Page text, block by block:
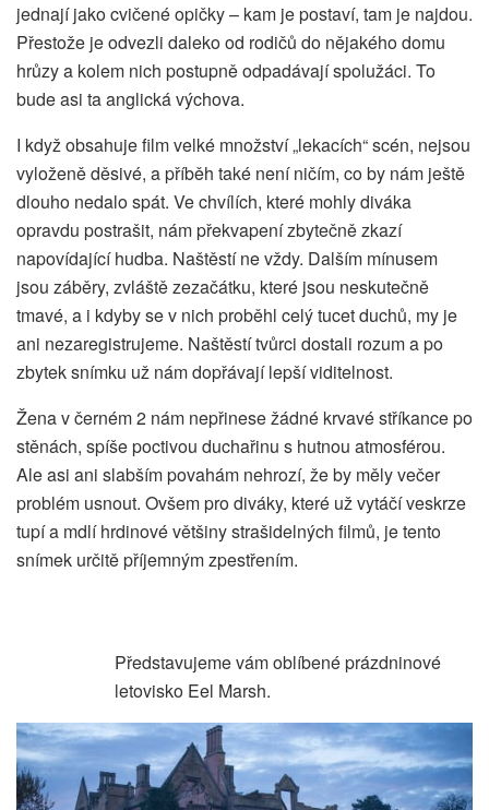
jednají jako cvičené opičky – kam je postaví, tam je najdou.
Přestože je odvezli daleko od rodičů do nějakého domu
hrůzy a kolem nich postupně odpadávají spolužáci. To
bude asi ta anglická výchova.
I když obsahuje film velké množství „lekacích“ scén, nejsou
vyloženě děsivé, a příběh také není ničím, co by nám ještě
dlouho nedalo spát. Ve chvílích, které mohly diváka
opravdu postrašit, nám překvapení zbytečně zkazí
napovídající hudba. Naštěstí ne vždy. Dalším mínusem
jsou záběry, zvláště zezačátku, které jsou neskutečně
tmavé, a i kdyby se v nich proběhl celý tucet duchů, my je
ani nezaregistrujeme. Naštěstí tvůrci dostali rozum a po
zbytek snímku už nám dopřávají lepší viditelnost.
Žena v černém 2 nám nepřinese žádné krvavé stříkance po
stěnách, spíše poctivou duchařinu s hutnou atmosférou.
Ale asi ani slabším povahám nehrozí, že by měly večer
problém usnout. Ovšem pro diváky, které už vytáčí veskrze
tupí a mdlí hrdinové většiny strašidelných filmů, je tento
snímek určitě příjemným zpestřením.
Představujeme vám oblíbené prázdninové
letovisko Eel Marsh.